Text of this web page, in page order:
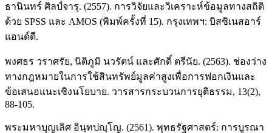
ธานินทร์ ศิลป์จารุ. (2557). การวิจัยและวิเคราะห์ข้อมูลทางสถิติ
ด้วย SPSS และ AMOS (พิมพ์ครั้งที่ 15). กรุงเทพฯ: บิสซิเนสอาร์
แอนด์ดี.
พงศธร วราศรัย, นิติภูมิ นวรัตน์ และศักดิ์ ตรีนัย. (2563). ช่องว่าง
ทางกฎหมายในการใช้สินทรัพย์มูลค่าสูงเพื่อการฟอกเงินและ
ข้อเสนอแนะเชิงนโยบาย. วารสารกระบวนการยุติธรรม, 13(2),
88-105.
พระมหาบุญเลิศ อินฺทปญฺโญ. (2561). พุทธรัฐศาสตร์: การบูรณา